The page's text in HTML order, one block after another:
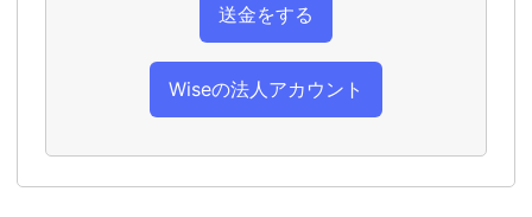
送金をする
Wiseの法人アカウント